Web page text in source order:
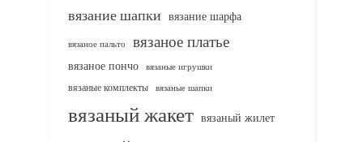
вязание шапки вязание шарфа
вязаное пальто вязаное платье
вязаное пончо вязаные игрушки
вязаные комплекты
вязаные шапки
вязаный жакет вязаный жилет